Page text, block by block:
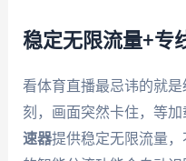
稳定无限流量+专
看体育直播最忌讳的就
刻，画面突然卡住，等加
速器提供稳定无限流量